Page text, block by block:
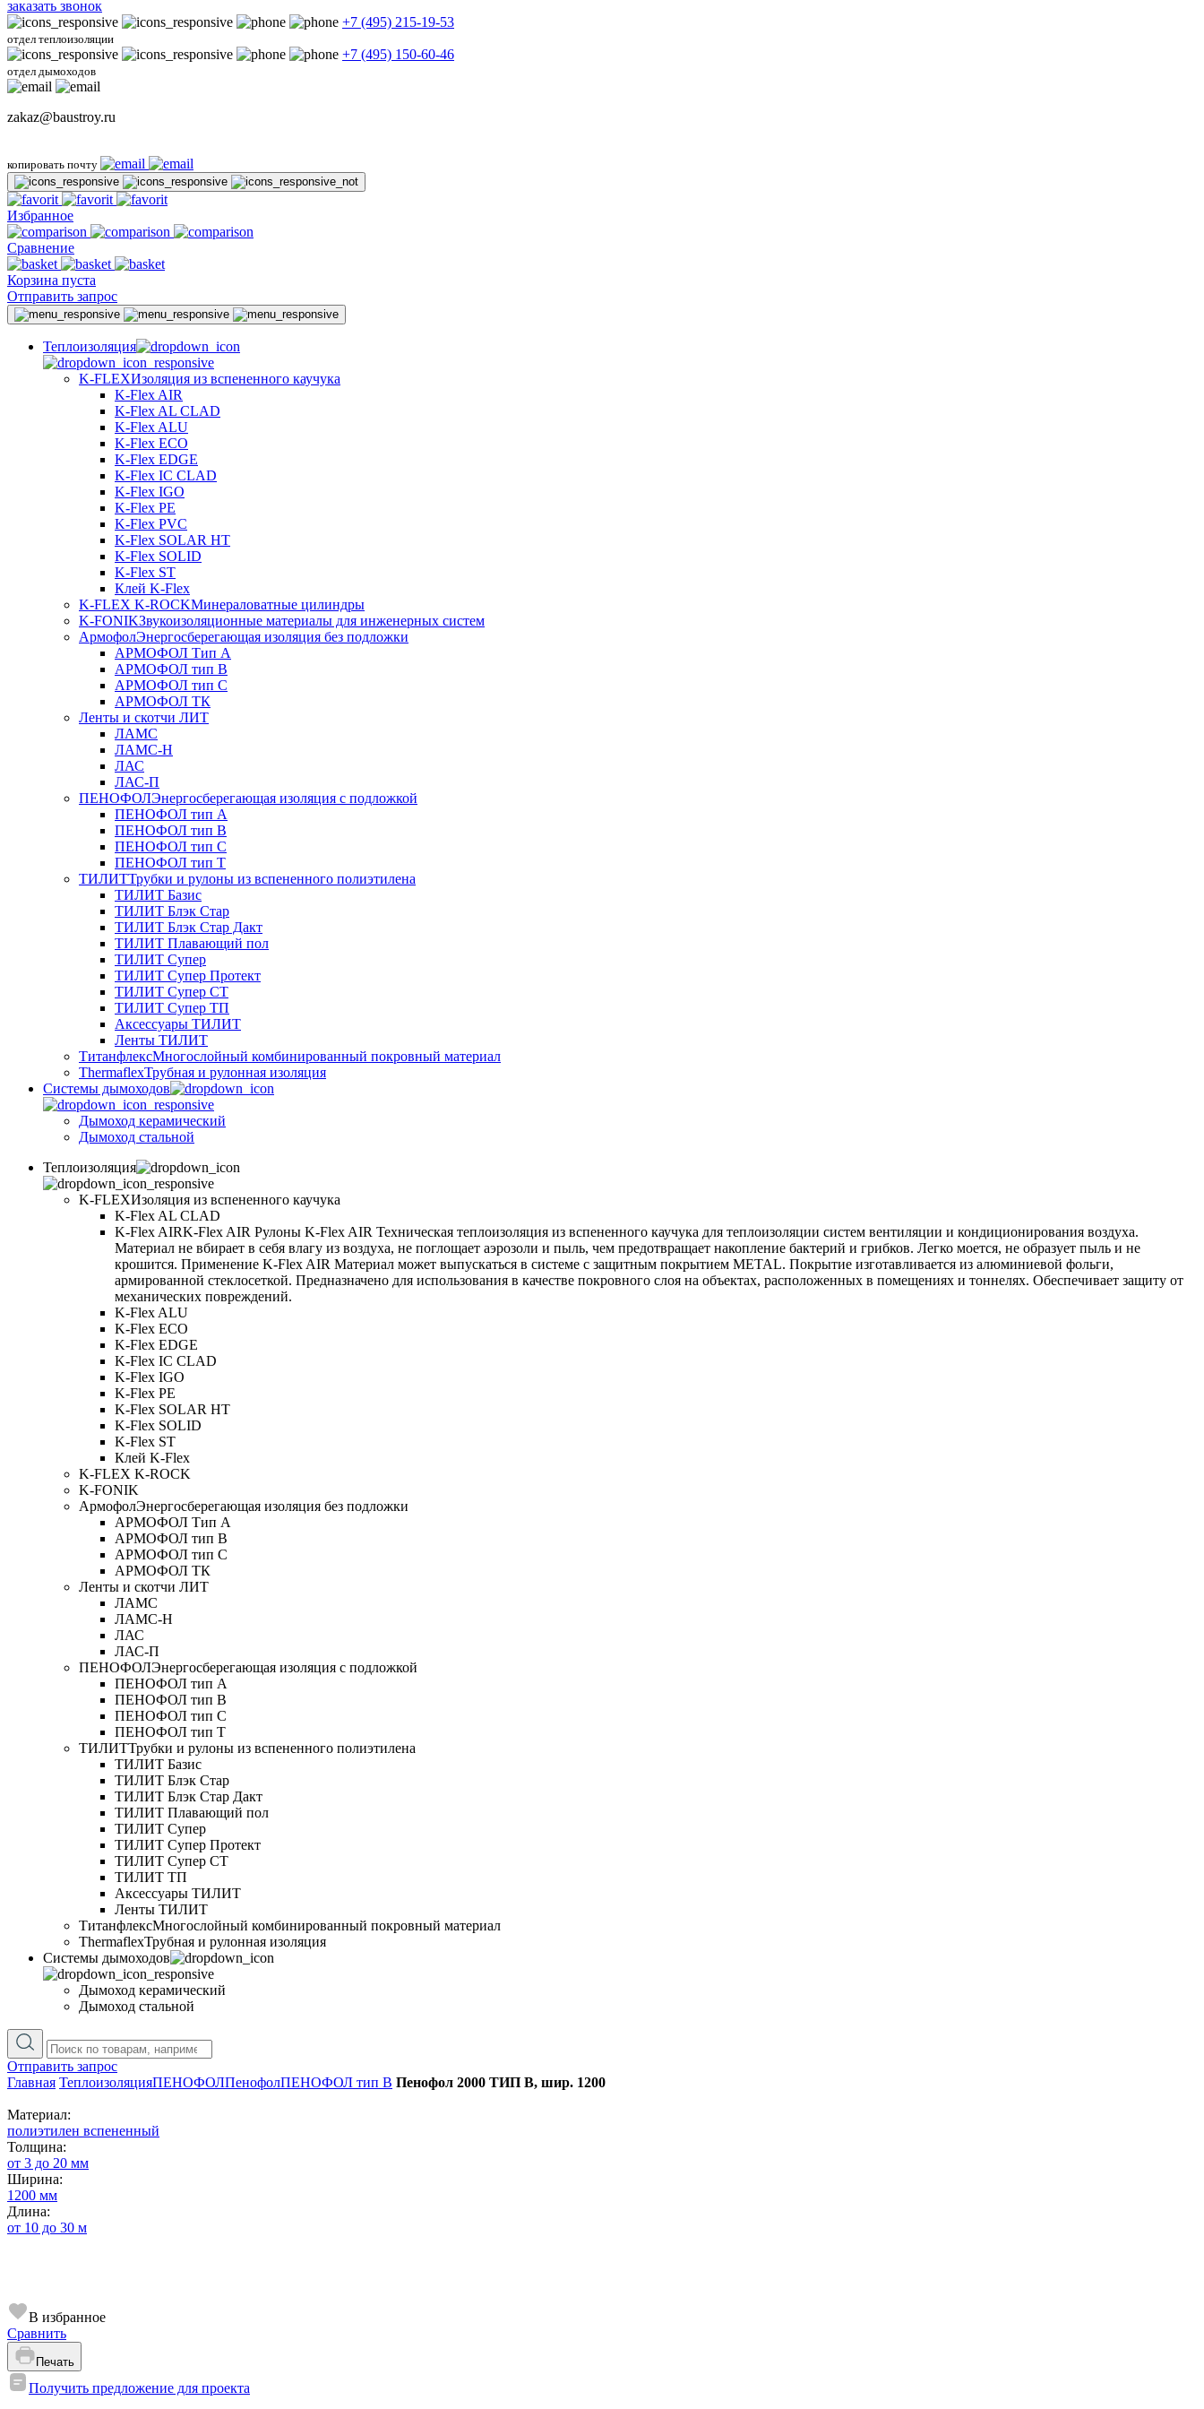
заказать звонок
+7 (495) 215-19-53
отдел теплоизоляции
+7 (495) 150-60-46
отдел дымоходов
zakaz@baustroy.ru
копировать почту
Избранное
Сравнение
Корзина пуста
Отправить запрос
Теплоизоляция
K-FLEXИзоляция из вспененного каучука
K-Flex AIR
K-Flex AL CLAD
K-Flex ALU
K-Flex ECO
K-Flex EDGE
K-Flex IC CLAD
K-Flex IGO
K-Flex PE
K-Flex PVC
K-Flex SOLAR HT
K-Flex SOLID
K-Flex ST
Клей K-Flex
K-FLEX K-ROCKМинераловатные цилиндры
K-FONIKЗвукоизоляционные материалы для инженерных систем
АрмофолЭнергосберегающая изоляция без подложки
АРМОФОЛ Тип А
АРМОФОЛ тип В
АРМОФОЛ тип C
АРМОФОЛ ТК
Ленты и скотчи ЛИТ
ЛАМС
ЛАМС-Н
ЛАС
ЛАС-П
ПЕНОФОЛЭнергосберегающая изоляция с подложкой
ПЕНОФОЛ тип А
ПЕНОФОЛ тип B
ПЕНОФОЛ тип C
ПЕНОФОЛ тип T
ТИЛИТТрубки и рулоны из вспененного полиэтилена
ТИЛИТ Базис
ТИЛИТ Блэк Стар
ТИЛИТ Блэк Стар Дакт
ТИЛИТ Плавающий пол
ТИЛИТ Супер
ТИЛИТ Супер Протект
ТИЛИТ Супер СТ
ТИЛИТ Супер ТП
Аксессуары ТИЛИТ
Ленты ТИЛИТ
ТитанфлексМногослойный комбинированный покровный материал
ThermaflexТрубная и рулонная изоляция
Cистемы дымоходов
Дымоход керамический
Дымоход стальной
Теплоизоляция
K-FLEXИзоляция из вспененного каучука
K-Flex AL CLAD
K-Flex AIRK-Flex AIR Рулоны K-Flex AIR Техническая теплоизоляция из вспененного каучука для теплоизоляции систем вентиляции и кондиционирования воздуха.
Материал не вбирает в себя влагу из воздуха, не поглощает аэрозоли и пыль, чем предотвращает накопление бактерий и грибков. Легко моется, не образует пыль и не
крошится. Применение K-Flex AIR Материал может выпускаться в системе c защитным покрытием METAL. Покрытие изготавливается из алюминиевой фольги,
армированной стеклосеткой. Предназначено для использования в качестве покровного слоя на объектах, расположенных в помещениях и тоннелях. Обеспечивает защиту от
механических повреждений.
K-Flex ALU
K-Flex ECO
K-Flex EDGE
K-Flex IC CLAD
K-Flex IGO
K-Flex PE
K-Flex SOLAR HT
K-Flex SOLID
K-Flex ST
Клей K-Flex
K-FLEX K-ROCK
K-FONIK
АрмофолЭнергосберегающая изоляция без подложки
АРМОФОЛ Тип А
АРМОФОЛ тип В
АРМОФОЛ тип C
АРМОФОЛ ТК
Ленты и скотчи ЛИТ
ЛАМС
ЛАМС-Н
ЛАС
ЛАС-П
ПЕНОФОЛЭнергосберегающая изоляция с подложкой
ПЕНОФОЛ тип А
ПЕНОФОЛ тип B
ПЕНОФОЛ тип C
ПЕНОФОЛ тип T
ТИЛИТТрубки и рулоны из вспененного полиэтилена
ТИЛИТ Базис
ТИЛИТ Блэк Стар
ТИЛИТ Блэк Стар Дакт
ТИЛИТ Плавающий пол
ТИЛИТ Супер
ТИЛИТ Супер Протект
ТИЛИТ Супер СТ
ТИЛИТ ТП
Аксессуары ТИЛИТ
Ленты ТИЛИТ
ТитанфлексМногослойный комбинированный покровный материал
ThermaflexТрубная и рулонная изоляция
Cистемы дымоходов
Дымоход керамический
Дымоход стальной
Отправить запрос
Главная ТеплоизоляцияПЕНОФОЛПенофолПЕНОФОЛ тип B Пенофол 2000 ТИП B, шир. 1200
Материал:
полиэтилен вспененный
Толщина:
от 3 до 20 мм
Ширина:
1200 мм
Длина:
от 10 до 30 м
В избранное
Сравнить
Печать
Получить предложение для проекта